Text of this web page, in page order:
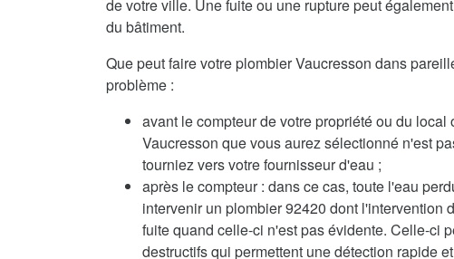
de votre ville. Une fuite ou une rupture peut
du bâtiment.
Que peut faire votre plombier Vaucresson dans
problème :
avant le compteur de votre propriété ou du
Vaucresson que vous aurez sélectionné n'est
tourniez vers votre fournisseur d'eau ;
après le compteur : dans ce cas, toute l'eau
intervenir un plombier 92420 dont l'intervention
fuite quand celle-ci n'est pas évidente. Celle-ci
destructifs qui permettent une détection rapide